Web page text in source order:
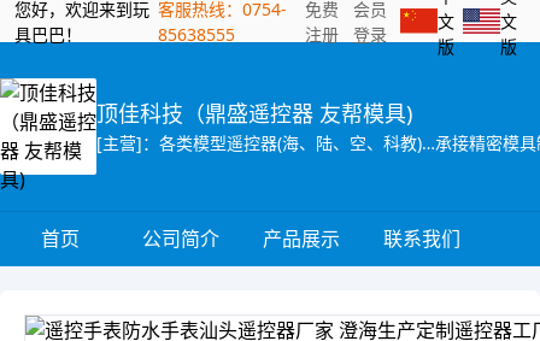
您好，欢迎来到玩
具巴巴！
客服热线：0754-
85638555
免费
注册
会员
登录
文
版
文
版
顶佳科技（鼎盛遥控器 友帮模具)
[主营]：各类模型遥控器(海、陆、空、科教)…承接精密模
首页 公司简介 产品展示 联系我们